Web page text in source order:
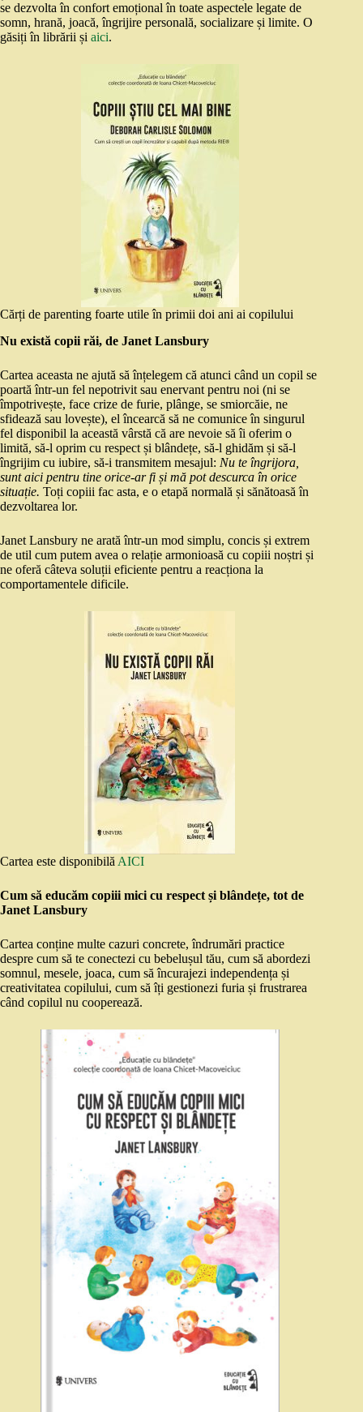
se dezvolta în confort emoțional în toate aspectele legate de
somn, hrană, joacă, îngrijire personală, socializare și limite. O
găsiți în librării și aici.
Cărți de parenting foarte utile în primii doi ani ai copilului
Nu există copii răi, de Janet Lansbury
Cartea aceasta ne ajută să înțelegem că atunci când un copil se
poartă într-un fel nepotrivit sau enervant pentru noi (ni se
împotrivește, face crize de furie, plânge, se smiorcăie, ne
sfidează sau lovește), el încearcă să ne comunice în singurul
fel disponibil la această vârstă că are nevoie să îi oferim o
limită, să-l oprim cu respect și blândețe, să-l ghidăm și să-l
îngrijim cu iubire, să-i transmitem mesajul: Nu te îngrijora,
sunt aici pentru tine orice-ar fi și mă pot descurca în orice
situație. Toți copiii fac asta, e o etapă normală și sănătoasă în
dezvoltarea lor.
Janet Lansbury ne arată într-un mod simplu, concis și extrem
de util cum putem avea o relație armonioasă cu copiii noștri și
ne oferă câteva soluții eficiente pentru a reacționa la
comportamentele dificile.
Cartea este disponibilă AICI
Cum să educăm copiii mici cu respect și blândețe, tot de
Janet Lansbury
Cartea conține multe cazuri concrete, îndrumări practice
despre cum să te conectezi cu bebelușul tău, cum să abordezi
somnul, mesele, joaca, cum să încurajezi independența și
creativitatea copilului, cum să îți gestionezi furia și frustrarea
când copilul nu cooperează.